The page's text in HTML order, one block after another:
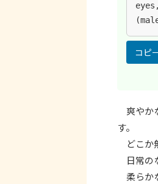
コピ
爽やか
す。
どこか
日常の
柔らか